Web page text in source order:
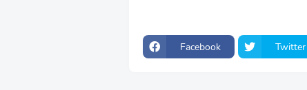
Facebook Twitter